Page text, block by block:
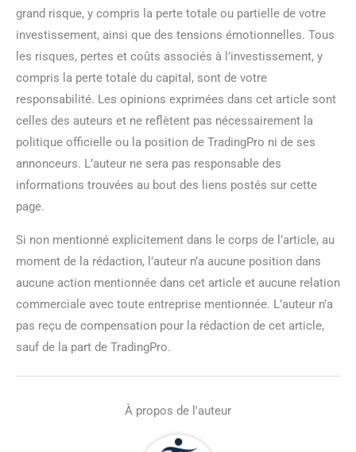
grand risque, y compris la perte totale ou partielle de votre
investissement, ainsi que des tensions émotionnelles. Tous
les risques, pertes et coûts associés à l’investissement, y
compris la perte totale du capital, sont de votre
responsabilité. Les opinions exprimées dans cet article sont
celles des auteurs et ne reflètent pas nécessairement la
politique officielle ou la position de TradingPro ni de ses
annonceurs. L’auteur ne sera pas responsable des
informations trouvées au bout des liens postés sur cette
page.
Si non mentionné explicitement dans le corps de l’article, au
moment de la rédaction, l’auteur n’a aucune position dans
aucune action mentionnée dans cet article et aucune relation
commerciale avec toute entreprise mentionnée. L’auteur n’a
pas reçu de compensation pour la rédaction de cet article,
sauf de la part de TradingPro.
À propos de l'auteur